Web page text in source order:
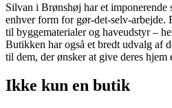
Silvan i Brønshøj har et imponerende
enhver form for gør-det-selv-
til byggematerialer og haveudstyr –
Butikken har også et bredt udvalg af
til dem, der ønsker at give deres hjem
Ikke kun en butik